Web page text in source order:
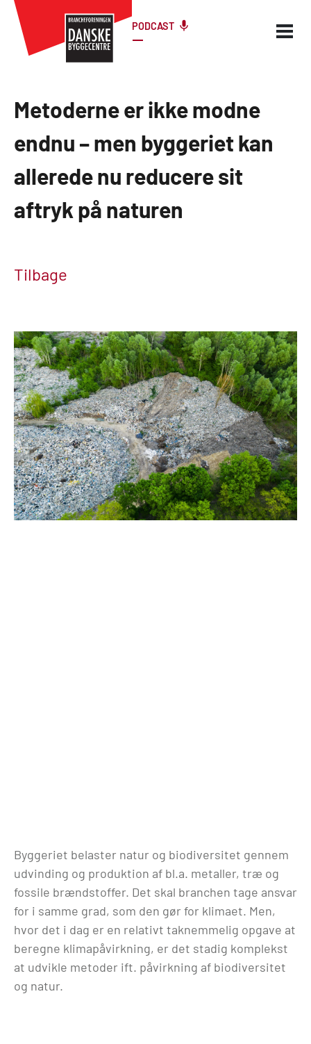
PODCAST
Metoderne er ikke modne
endnu – men byggeriet kan
allerede nu reducere sit
aftryk på naturen
Tilbage
Byggeriet belaster natur og biodiversitet gennem
udvinding og produktion af bl.a. metaller, træ og
fossile brændstoffer. Det skal branchen tage ansvar
for i samme grad, som den gør for klimaet. Men,
hvor det i dag er en relativt taknemmelig opgave at
beregne klimapåvirkning, er det stadig komplekst
at udvikle metoder ift. påvirkning af biodiversitet
og natur.